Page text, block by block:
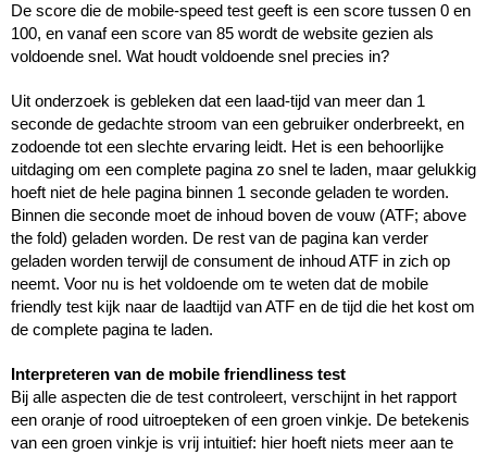
De score die de mobile-speed test geeft is een score tussen 0 en
100, en vanaf een score van 85 wordt de website gezien als
voldoende snel. Wat houdt voldoende snel precies in?
Uit onderzoek is gebleken dat een laad-tijd van meer dan 1
seconde de gedachte stroom van een gebruiker onderbreekt, en
zodoende tot een slechte ervaring leidt. Het is een behoorlijke
uitdaging om een complete pagina zo snel te laden, maar gelukkig
hoeft niet de hele pagina binnen 1 seconde geladen te worden.
Binnen die seconde moet de inhoud boven de vouw (ATF; above
the fold) geladen worden. De rest van de pagina kan verder
geladen worden terwijl de consument de inhoud ATF in zich op
neemt. Voor nu is het voldoende om te weten dat de mobile
friendly test kijk naar de laadtijd van ATF en de tijd die het kost om
de complete pagina te laden.
Interpreteren van de mobile friendliness test
Bij alle aspecten die de test controleert, verschijnt in het rapport
een oranje of rood uitroepteken of een groen vinkje. De betekenis
van een groen vinkje is vrij intuitief: hier hoeft niets meer aan te